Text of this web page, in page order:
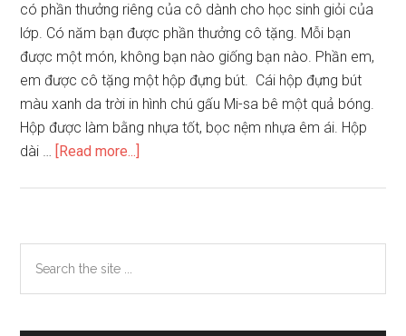
có phần thưởng riêng của cô dành cho học sinh giỏi của
lớp. Có năm bạn được phần thưởng cô tặng. Mỗi bạn
được một món, không bạn nào giống bạn nào. Phần em,
em được cô tặng một hộp đựng bút. Cái hộp đựng bút
màu xanh da trời in hình chú gấu Mi-sa bê một quả bóng.
Hộp được làm bằng nhựa tốt, bọc nệm nhựa êm ái. Hộp
dài … [Read more...]
Primary
Sidebar
the